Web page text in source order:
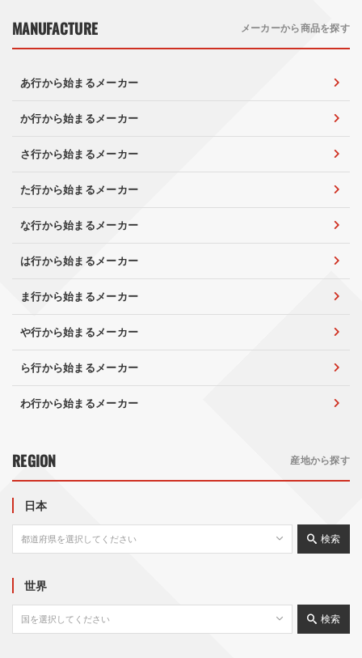
MANUFACTURE メーカーから商品を探す
あ行から始まるメーカー
か行から始まるメーカー
さ行から始まるメーカー
た行から始まるメーカー
な行から始まるメーカー
は行から始まるメーカー
ま行から始まるメーカー
や行から始まるメーカー
ら行から始まるメーカー
わ行から始まるメーカー
REGION 産地から探す
日本
検索
世界
検索